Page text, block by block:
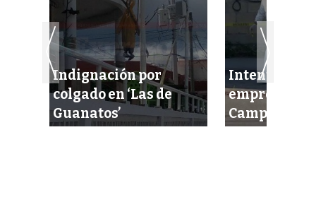
Indignación por
colgado en ‘Las de
Guanatos’
Intentan
empresario
Campeche